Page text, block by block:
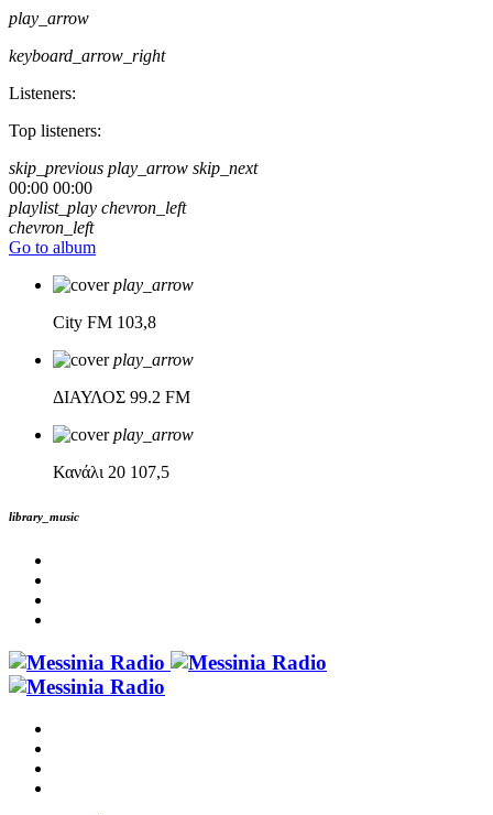
play_arrow
keyboard_arrow_right
Listeners:
Top listeners:
skip_previous play_arrow skip_next
00:00 00:00
playlist_play chevron_left
chevron_left
Go to album
play_arrow
City FM 103,8
play_arrow
ΔΙΑΥΛΟΣ 99.2 FM
play_arrow
Κανάλι 20 107,5
library_music